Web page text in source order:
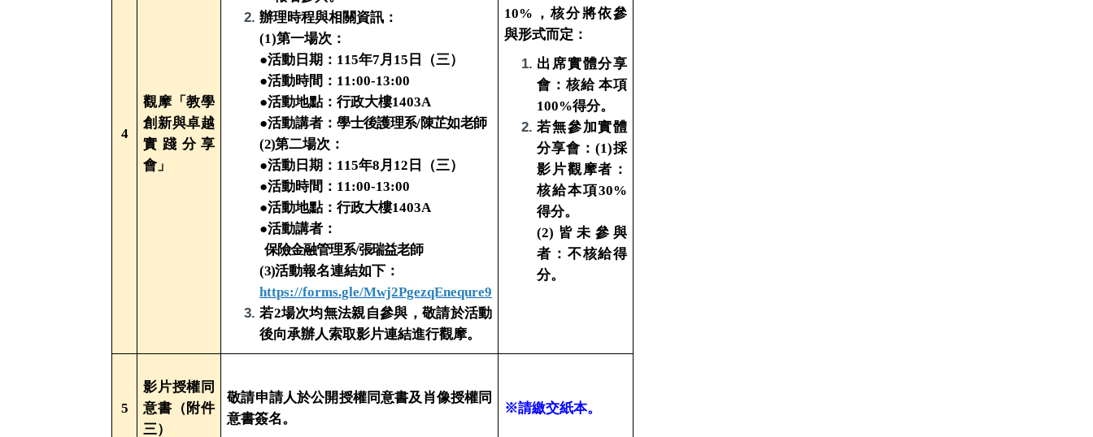
4
觀摩「教學
創新與卓越
實踐分享
會」
辦理時程與相關資訊：
(1)第一場次：
●活動日期：115年7月15日（三）
●活動時間：11:00-13:00
●活動地點：行政大樓1403A
●活動講者：學士後護理系/陳芷如老師
(2)第二場次：
●活動日期：115年8月12日（三）
●活動時間：11:00-13:00
●活動地點：行政大樓1403A
●活動講者：
保險金融管理系/張瑞益老師
(3)活動報名連結如下：
https://forms.gle/Mwj2PgezqEnequre9
若2場次均無法親自參與，敬請於活動
後向承辦人索取影片連結進行觀摩。
10%，核分將依參
與形式而定：
出席實體分享
會：核給 本項
100%得分。
若無參加實體
分享會：(1)採
影片觀摩者：
核給本項30%
得分。
(2)皆未參與
者：不核給得
分。
5
影片授權同
意書（附件
三）
敬請申請人於公開授權同意書及肖像授權同
意書簽名。
※請繳交紙本。